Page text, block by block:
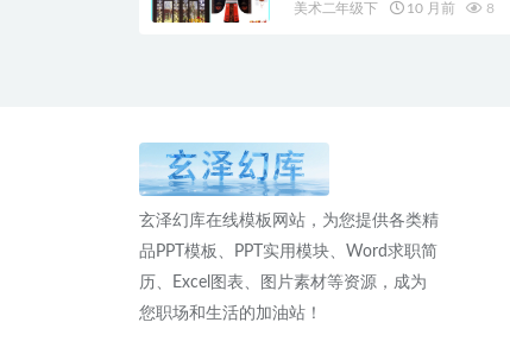
美术二年级下 10 月前 8
玄泽幻库在线模板网站，为您提供各类精
品PPT模板、PPT实用模块、Word求职简
历、Excel图表、图片素材等资源，成为
您职场和生活的加油站！